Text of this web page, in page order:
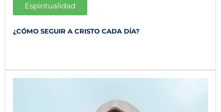
Espiritualidad
¿CÓMO SEGUIR A CRISTO CADA DÍA?